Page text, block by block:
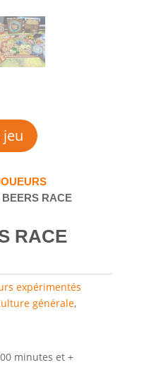
jeu
RACE
RACE
expérimentés
générale,
minutes et +